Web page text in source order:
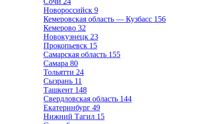
Новороссийск 9
Кемеровская область — Кузбасс 156
Кемерово 32
Новокузнецк 23
Прокопьевск 15
Самарская область 155
Самара 80
Тольятти 24
Сызрань 11
Ташкент 148
Свердловская область 144
Екатеринбург 49
Нижний Тагил 15